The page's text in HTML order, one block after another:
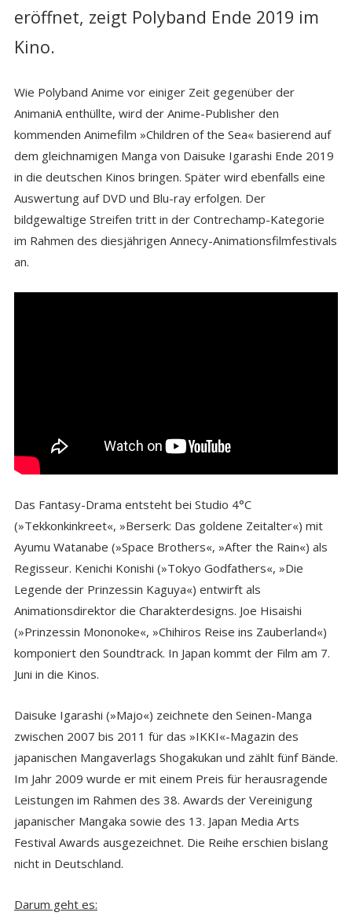
eröffnet, zeigt Polyband Ende 2019 im
Kino.
Wie Polyband Anime vor einiger Zeit gegenüber der
AnimaniA enthüllte, wird der Anime-Publisher den
kommenden Animefilm »Children of the Sea« basierend auf
dem gleichnamigen Manga von Daisuke Igarashi Ende 2019
in die deutschen Kinos bringen. Später wird ebenfalls eine
Auswertung auf DVD und Blu-ray erfolgen. Der
bildgewaltige Streifen tritt in der Contrechamp-Kategorie
im Rahmen des diesjährigen Annecy-Animationsfilmfestivals
an.
Das Fantasy-Drama entsteht bei Studio 4°C
(»Tekkonkinkreet«, »Berserk: Das goldene Zeitalter«) mit
Ayumu Watanabe (»Space Brothers«, »After the Rain«) als
Regisseur. Kenichi Konishi (»Tokyo Godfathers«, »Die
Legende der Prinzessin Kaguya«) entwirft als
Animationsdirektor die Charakterdesigns. Joe Hisaishi
(»Prinzessin Mononoke«, »Chihiros Reise ins Zauberland«)
komponiert den Soundtrack. In Japan kommt der Film am 7.
Juni in die Kinos.
Daisuke Igarashi (»Majo«) zeichnete den Seinen-Manga
zwischen 2007 bis 2011 für das »IKKI«-Magazin des
japanischen Mangaverlags Shogakukan und zählt fünf Bände.
Im Jahr 2009 wurde er mit einem Preis für herausragende
Leistungen im Rahmen des 38. Awards der Vereinigung
japanischer Mangaka sowie des 13. Japan Media Arts
Festival Awards ausgezeichnet. Die Reihe erschien bislang
nicht in Deutschland.
Darum geht es: